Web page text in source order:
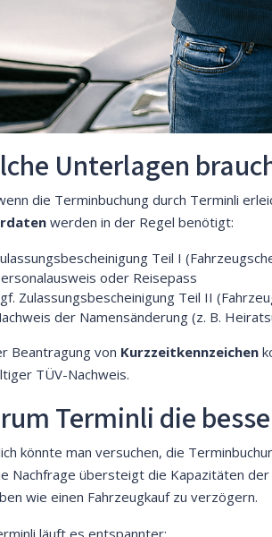
Unterlagen
die Terminbuchung durch Terminli
werden in der Regel benötigt:
Teil I
oder Reisepass
Zulassungsbescheinigung Teil II
der Namensänderung (z. B.
Beantragung von Kurzzeitkennzeichen
TÜV-Nachweis.
Terminli die
könnte man versuchen, die
Nachfrage übersteigt die Kapazitäten
wie einen Fahrzeugkauf zu verzögern.
läuft es entspannter: